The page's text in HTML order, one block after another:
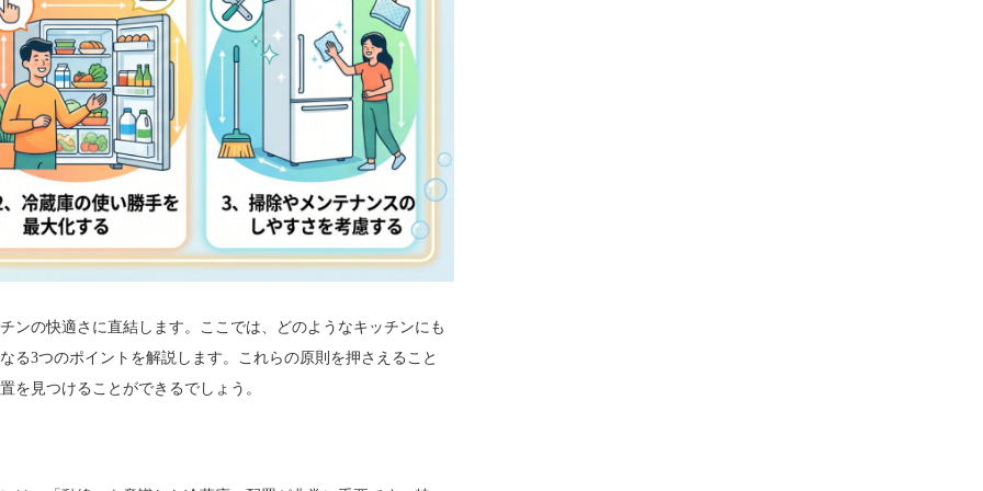
ンの快適さに直結します。ここでは、どのようなキッチンにも
る3つのポイントを解説します。これらの原則を押さえること
を見つけることができるでしょう。